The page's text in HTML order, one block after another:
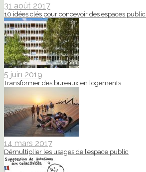
31 août 2017
10 idées clés pour concevoir des espaces
5 juin 2019
Transformer des bureaux en logements
14 mars 2017
Démultiplier les usages de l’espace public